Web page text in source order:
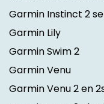
Garmin Instinct 2
Garmin Lily
Garmin Swim 2
Garmin Venu
Garmin Venu 2 en